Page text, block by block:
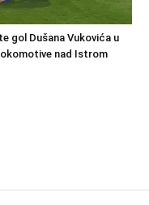
gol Dušana Vukovića u
nad Istrom